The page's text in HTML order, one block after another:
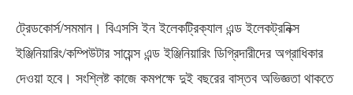
ট্রেডকোর্স/সমমান। বিএসসি ইন ইলেকট্রিক্যাল এন্ড ইলেকট্রনিক্স
ইঞ্জিনিয়ারিং/কম্পিউটার সায়েন্স এন্ড ইঞ্জিনিয়ারিং ডিগ্রিদারীদের অগ্রাধিকার
দেওয়া হবে। সংশ্লিষ্ট কাজে কমপক্ষে দুই বছরের বাস্তব অভিজ্ঞতা থাকতে